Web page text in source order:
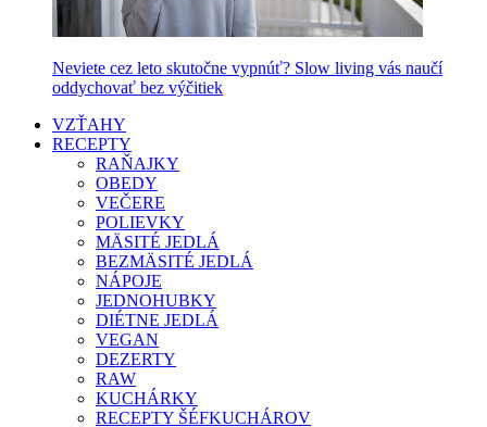
Neviete cez leto skutočne vypnúť? Slow living vás naučí
oddychovať bez výčitiek
VZŤAHY
RECEPTY
RAŇAJKY
OBEDY
VEČERE
POLIEVKY
MÄSITÉ JEDLÁ
BEZMÄSITÉ JEDLÁ
NÁPOJE
JEDNOHUBKY
DIÉTNE JEDLÁ
VEGAN
DEZERTY
RAW
KUCHÁRKY
RECEPTY ŠÉFKUCHÁROV